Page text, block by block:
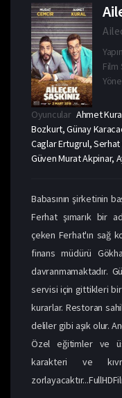
Film
Oyuncular Ahmet
Bozkurt, Günay
Caglar Ertugrul,
Güven Murat Akpinar,
Babasının şirketinin
Ferhat şımarık bir
çeken Ferhat'ın sağ
finans müdürü
davranmamaktadır.
servisi için gittikleri
kurarlar. Restoran
deliler gibi aşık olur.
Özel eğitimler ve
karakteri ve